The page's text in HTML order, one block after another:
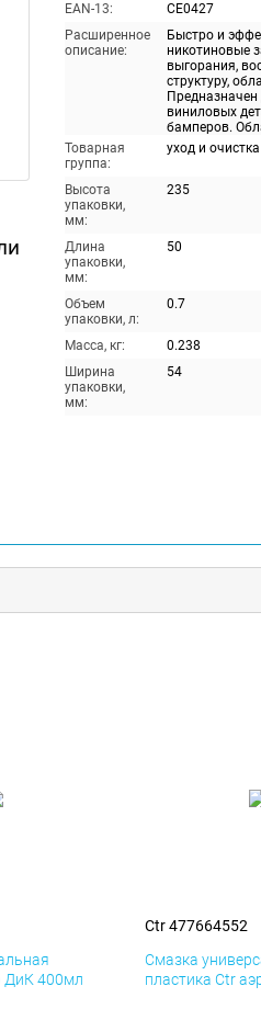
EAN-13:
CE0427
Расширенное
описание:
Быстро и
никотиновые
выгорания,
структуру,
виниловых
бамперов.
Товарная
группа:
уход и очистка
Высота
упаковки,
мм:
235
Длина
упаковки,
мм:
50
Объем
упаковки, л:
0.7
Масса, кг:
0.238
Ширина
упаковки,
мм:
54
ДиК 400мл
Ctr 477664552
Смазка
пластика Ctr